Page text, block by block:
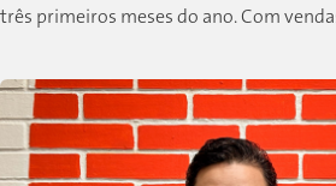
três primeiros meses do ano. Com